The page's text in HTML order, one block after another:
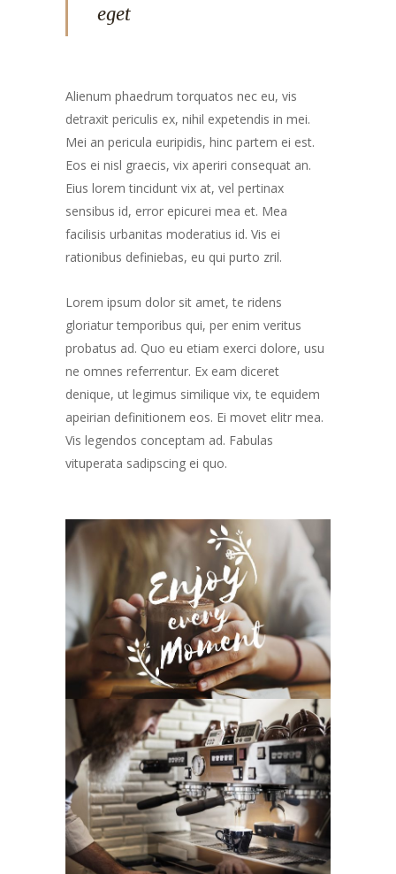
eget
Alienum phaedrum torquatos nec eu, vis
detraxit periculis ex, nihil expetendis in mei.
Mei an pericula euripidis, hinc partem ei est.
Eos ei nisl graecis, vix aperiri consequat an.
Eius lorem tincidunt vix at, vel pertinax
sensibus id, error epicurei mea et. Mea
facilisis urbanitas moderatius id. Vis ei
rationibus definiebas, eu qui purto zril.
Lorem ipsum dolor sit amet, te ridens
gloriatur temporibus qui, per enim veritus
probatus ad. Quo eu etiam exerci dolore, usu
ne omnes referrentur. Ex eam diceret
denique, ut legimus similique vix, te equidem
apeirian definitionem eos. Ei movet elitr mea.
Vis legendos conceptam ad. Fabulas
vituperata sadipscing ei quo.